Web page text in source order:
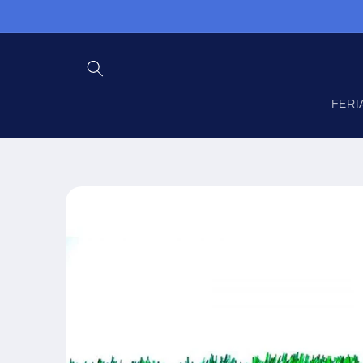
al contenido